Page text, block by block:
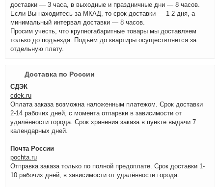
доставки — 3 часа, в выходные и праздничные дни — 8 часов.
Если Вы находитесь за МКАД, то срок доставки — 1-2 дня, а
минимальный интервал доставки — 8 часов.
Просим учесть, что крупногабаритные товары мы доставляем
только до подъезда. Подъём до квартиры осуществляется за
отдельную плату.
Доставка по России
СДЭК
cdek.ru
Оплата заказа возможна наложенным платежом. Срок доставки
2-14 рабочих дней, с момента отпарвки в зависимости от
удалённости города. Срок хранения заказа в пункте выдачи 7
календарных дней.
Почта России
pochta.ru
Отправка заказа только по полной предоплате. Срок доставки 1-
10 рабочих дней, в зависимости от удалённости города.